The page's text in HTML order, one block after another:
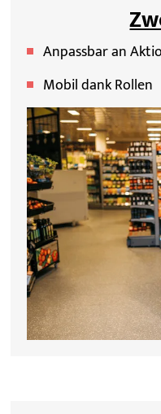
Anpassbar an
Mobil dank Rollen